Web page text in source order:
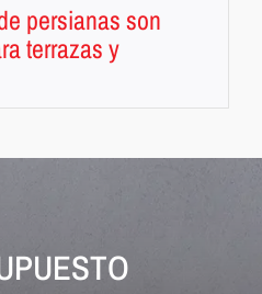
persianas son
terrazas y